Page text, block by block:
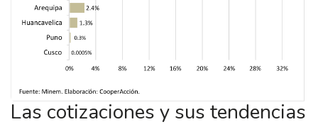
Las cotizaciones y sus tendencias